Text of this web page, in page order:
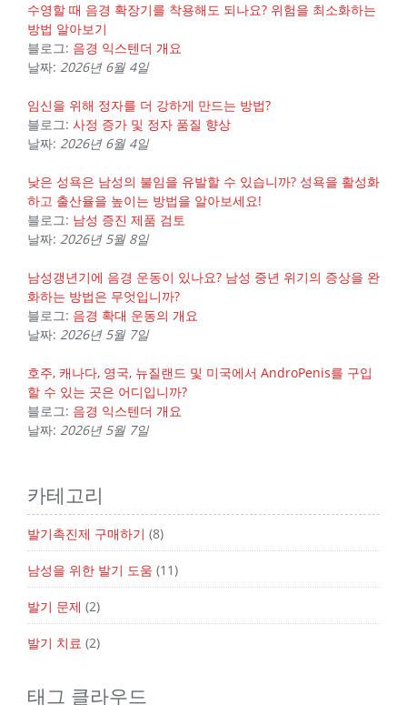
수영할 때 음경 확장기를 착용해도 되나요? 위험을 최소화하는
방법 알아보기
블로그: 음경 익스텐더 개요
날짜: 2026년 6월 4일
임신을 위해 정자를 더 강하게 만드는 방법?
블로그: 사정 증가 및 정자 품질 향상
날짜: 2026년 6월 4일
낮은 성욕은 남성의 불임을 유발할 수 있습니까? 성욕을 활성화
하고 출산율을 높이는 방법을 알아보세요!
블로그: 남성 증진 제품 검토
날짜: 2026년 5월 8일
남성갱년기에 음경 운동이 있나요? 남성 중년 위기의 증상을 완
화하는 방법은 무엇입니까?
블로그: 음경 확대 운동의 개요
날짜: 2026년 5월 7일
호주, 캐나다, 영국, 뉴질랜드 및 미국에서 AndroPenis를 구입
할 수 있는 곳은 어디입니까?
블로그: 음경 익스텐더 개요
날짜: 2026년 5월 7일
카테고리
발기촉진제 구매하기 (8)
남성을 위한 발기 도움 (11)
발기 문제 (2)
발기 치료 (2)
태그 클라우드